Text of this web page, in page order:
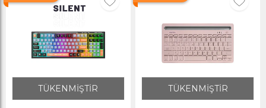
TÜKENMİŞTİR TÜKENMİŞTİR